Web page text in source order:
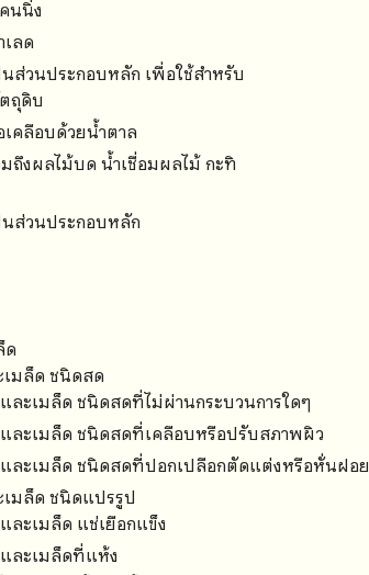
นนิ่ง
ลด
วนประกอบหลัก เพื่อใช้สำหรับ
ถุดิบ
คลือบด้วยน้ำตาล
ถึงผลไม้บด น้ำเชื่อมผลไม้ กะทิ
ส่วนประกอบหลัก
ด
มล็ด ชนิดสด
ละเมล็ด ชนิดสดที่ไม่ผ่านกระบวนการใดๆ
ละเมล็ด ชนิดสดที่เคลือบหรือปรับสภาพผิว
ละเมล็ด ชนิดสดที่ปอกเปลือกตัดแต่งหรือหั่นฝอย
มล็ด ชนิดแปรรูป
ละเมล็ด แช่เยือกแข็ง
ละเมล็ดที่แห้ง